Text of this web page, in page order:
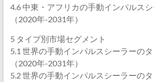
4.6 中東・アフリカの手動インパルス
（2020年-2031年）
5 タイプ別市場セグメント
5.1 世界の手動インパルスシーラーの
（2020年-2031年）
5.2 世界の手動インパルスシーラーの